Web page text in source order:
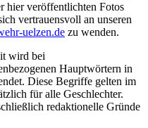
hier veröffentlichten Fotos
vertrauensvoll an unseren
uelzen.de zu wenden.
wird bei
Hauptwörtern in
Diese Begriffe gelten im
für alle Geschlechter.
redaktionelle Gründe